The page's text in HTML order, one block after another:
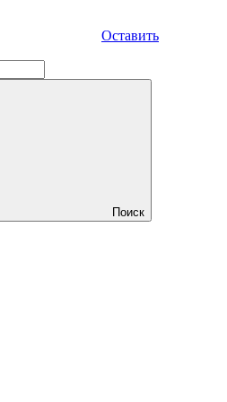
Оставить
Поиск